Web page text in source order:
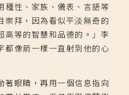
種性、家族、儀表、言語等
崇拜，因為看似平淡無奇的
高等的智慧和品德的。」李
都像箭一樣一直射到他的心
眼睛，再用一個信息指向